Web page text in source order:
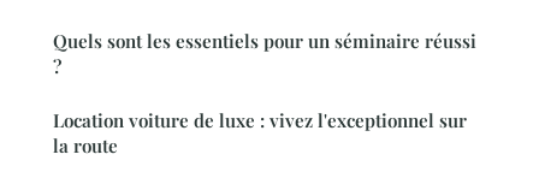
Quels sont les essentiels pour un séminaire réussi
?
Location voiture de luxe : vivez l'exceptionnel sur
la route